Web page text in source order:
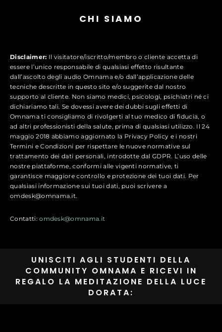
CHI SIAMO
Disclaimer: Il visitatore/iscritto/membro o cliente accetta di
essere l’unico responsabile di qualsiasi effetto risultante
dall’ascolto degli audio Omnama e/o dall’applicazione delle
tecniche descritte in questo sito e/o suggerite dal nostro
supporto al cliente. Non siamo medici, psicologi, psichiatri né ci
dichiariamo tali. Se dovessi avere dei dubbi sugli effetti di
Omnama ti consigliamo di rivolgerti al tuo medico di fiducia, o
ad altri professionisti della salute, prima di qualsiasi utilizzo. Il 24
maggio 2018 abbiamo aggiornato la Privacy Policy e i nostri
Termini e Condizioni per rispettare le nuove normative sul
trattamento dei dati personali, introdotte dal GDPR. L’uso delle
nostre piattaforme, conformi alle vigenti normative, ti
garantisce maggiore controllo e protezione dei tuoi dati. Per
qualsiasi informazione sui tuoi dati, puoi scrivere a
omdesk@omnama.it.
Contatti:omdesk@omnama.it
UNISCITI AGLI STUDENTI DELLA
COMMUNITY OMNAMA E RICEVI IN
REGALO LA MEDITAZIONE DELLA LUCE
DORATA: